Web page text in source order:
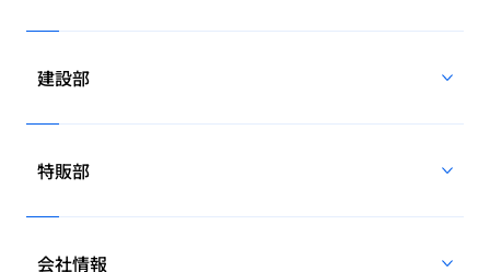
建設部
特販部
会社情報